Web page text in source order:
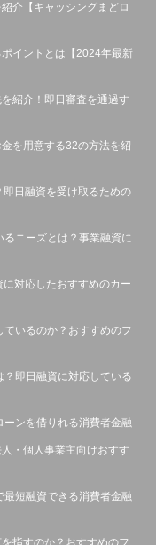
介【キャッシングまどロ
イントとは【2024年最新
紹介！即日審査を通過す
を用意する32の方法を紹
日融資を受け取るための
るニーズとは？事業融資に
対応したおすすめのカー
ているのか？おすすめのフ
？即日融資に対応している
ーンを借りれる消費者金融
・個人事業主向けおすす
短融資できる消費者金融